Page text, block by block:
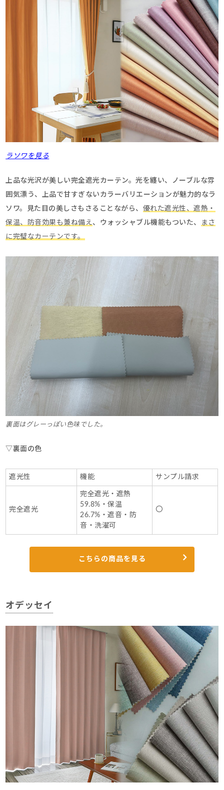
ラソワを見る
上品な光沢が美しい完全遮光カーテン。光を纏い、ノーブルな雰
囲気漂う、上品で甘すぎないカラーバリエーションが魅力的なラ
ソワ。見た目の美しさもさることながら、 優れた遮光性、遮熱・
保温、防音効果も兼ね備え、ウォッシャブル機能もついた、
まさ
に完璧なカーテンです。
裏面はグレーっぽい色味でした。
▽裏面の色
遮光性 機能 サンプル請求
完全遮光
完全遮光・遮熱
59.8%・保温
26.7%・遮音・防
音・洗濯可
〇
こちらの商品を見る
オデッセイ